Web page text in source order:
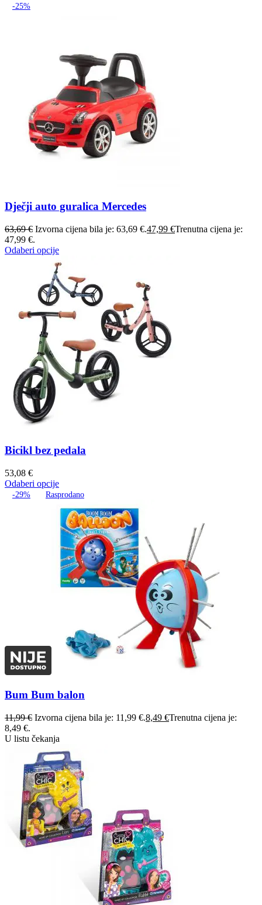
-25%
Dječji auto guralica Mercedes
63,69€ Izvorna cijena bila je: 63,69 €.47,99 €Trenutna cijena je:
47,99 €.
Odaberi opcije
Bicikl bez pedala
53,08 €
Odaberi opcije
-29% Rasprodano
Bum Bum balon
11,99€ Izvorna cijena bila je: 11,99 €.8,49 €Trenutna cijena je:
8,49 €.
U listu čekanja